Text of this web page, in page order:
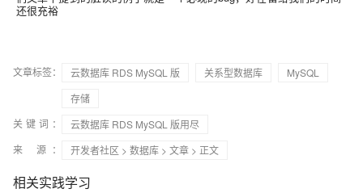
还很充裕
文章标签： 云数据库 RDS MySQL 版 关系型数据库
MySQL
存储
关键词：
云数据库 RDS MySQL 版用尽
来 源：
开发者社区 > 数据库 > 文章 > 正文
相关实践学习